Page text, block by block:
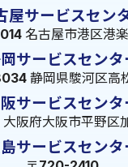
屋サービスセン
名古屋市港区港
サービスセンタ
静岡県駿河区高
サービスセンタ
阪府大阪市平野区
サービスセンタ